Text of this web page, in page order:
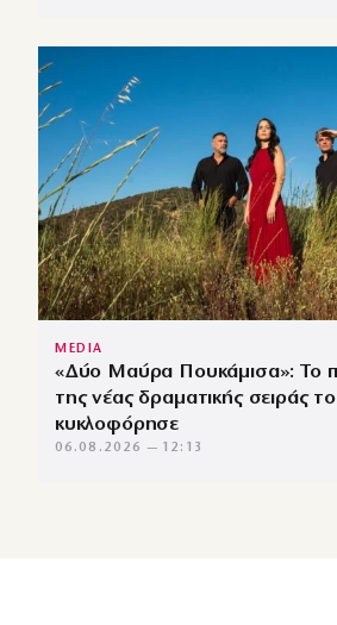
MEDIA
«Δύο Μαύρα Πουκάμισα»: Το
της νέας δραματικής σειράς
κυκλοφόρησε
06.08.2026 — 12:13